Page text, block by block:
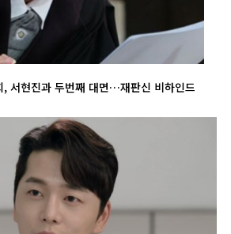
서현진과 두번째 대면…재판신 비하인드